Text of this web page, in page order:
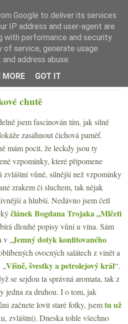
☰ Menu
chutě
jsem fascinován tím, jak silně
zasáhnout čichová paměť.
mám pocit, že leckdy jsou ty
vzpomínky, které připomene
zvláštní vůně, silnější než vzpomínky
zrakem či sluchem, tak nějak
a hlubší. Nedávno jsem četl
článek Bogdana Trojaka „Mlčeti
dlouhé popisy vůní u vína. Sám
v „Jemný dotyk konfitovaného
ovocných salátech z vinět a
Višně, švestky a petrolejový král“.
se sejdou ta správná aromata, tak z
jedna za druhou. I o tom, jak
začnete lovit staré fotky, jsemtu už
zvláštní). Dneska tohle všechno
Google to deliver its services
IP address and user-agent are
with performance and security
service, generate usage
address abuse.
MORE
GOT IT